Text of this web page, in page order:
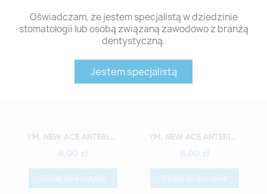
Oświadczam, że jestem specjalistą w dziedzinie
stomatologii lub osobą związaną zawodowo z branżą
dentystyczną.
Jestem specjalistą
Szybki podgląd YM. NEW ACE ANTERIOR - AKRYLOWE ZĘBY SZTUCZNE - A3-L10
8,00 zł
Dodaj do koszyka
Szybki podgląd YM. NEW ACE ANTERIOR - AKRYLOWE ZĘBY SZTUCZNE - A3-L2
8,00 zł
Dodaj do koszyka